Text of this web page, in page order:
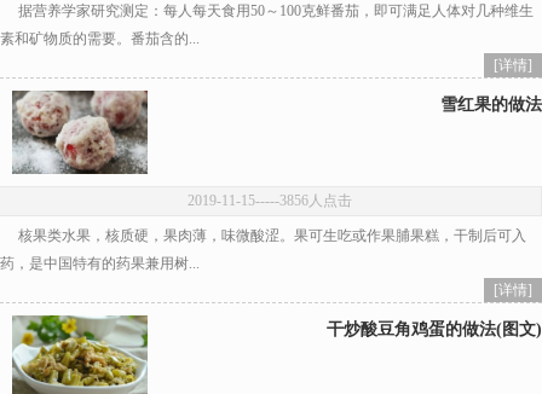
据营养学家研究测定：每人每天食用50～100克鲜番茄，即可满足人体对几种维生
素和矿物质的需要。番茄含的...
[详情]
雪红果的做法
2019-11-15-----3856人点击
核果类水果，核质硬，果肉薄，味微酸涩。果可生吃或作果脯果糕，干制后可入
药，是中国特有的药果兼用树...
[详情]
干炒酸豆角鸡蛋的做法(图文)